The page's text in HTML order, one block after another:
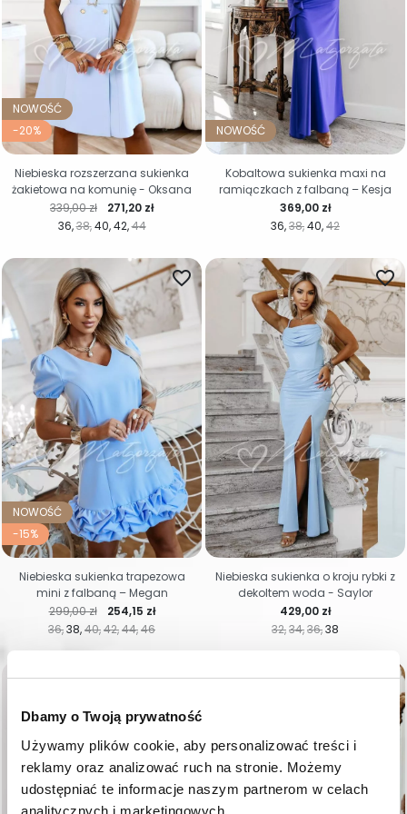
Dbamy o Twoją prywatność
Używamy plików cookie, aby personalizować treści i
reklamy oraz analizować ruch na stronie. Możemy
udostępniać te informacje naszym partnerom w celach
analitycznych i marketingowych.
NOWOŚĆ
-20%
36 38 40 42 44
Cena regularna
339,00 zł Cena
271,20 zł
Niebieska rozszerzana sukienka
żakietowa na komunię - Oksana
NOWOŚĆ
36 38 40 42
Cena
369,00 zł
Kobaltowa sukienka maxi na
ramiączkach z falbaną – Kesja
NOWOŚĆ
-15%
36 38 40 42 44 46
favorite_border
Cena regularna
299,00 zł Cena
254,15 zł
Niebieska sukienka trapezowa
mini z falbaną – Megan
32 34 36 38
favorite_border
Cena
429,00 zł
Niebieska sukienka o kroju rybki z
dekoltem woda - Saylor
favorite_border favorite_border